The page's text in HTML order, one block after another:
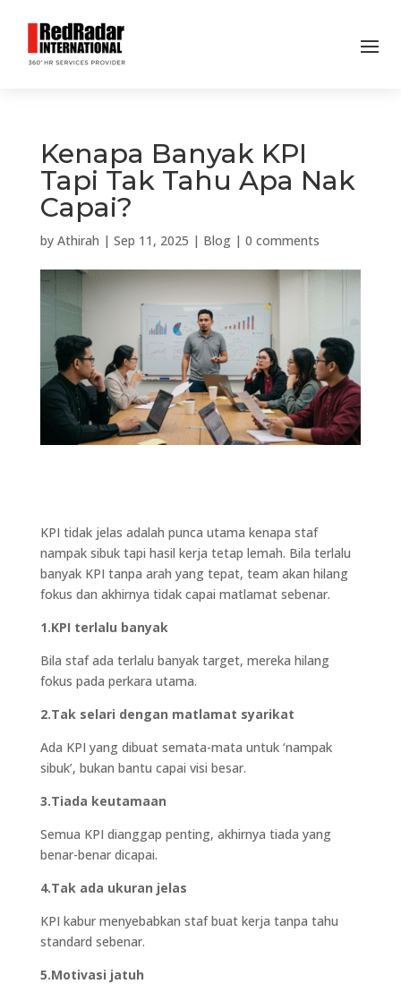
Kenapa Banyak KPI
Tapi Tak Tahu Apa Nak
Capai?
by Athirah | Sep 11, 2025 | Blog| 0 comments
KPI tidak jelas adalah punca utama kenapa staf
nampak sibuk tapi hasil kerja tetap lemah. Bila terlalu
banyak KPI tanpa arah yang tepat, team akan hilang
fokus dan akhirnya tidak capai matlamat sebenar.
1.KPI terlalu banyak
Bila staf ada terlalu banyak target, mereka hilang
fokus pada perkara utama.
2.Tak selari dengan matlamat syarikat
Ada KPI yang dibuat semata-mata untuk ‘nampak
sibuk’, bukan bantu capai visi besar.
3.Tiada keutamaan
Semua KPI dianggap penting, akhirnya tiada yang
benar-benar dicapai.
4.Tak ada ukuran jelas
KPI kabur menyebabkan staf buat kerja tanpa tahu
standard sebenar.
5.Motivasi jatuh